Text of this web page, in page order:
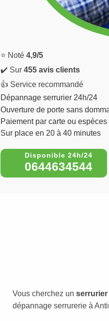
⭐ Noté 4,9/5
✔️ Sur 455 avis clients
👍 Service recommandé
Dépannage serrurier 24h/24
Ouverture de porte sans
Paiement par carte ou espèces
Sur place en 20 à 40 minutes
0644634544
Vous cherchez un serrurier
dépannage serrurerie à